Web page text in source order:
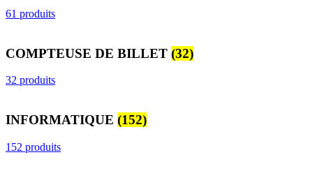
61 produits
COMPTEUSE DE BILLET (32)
32 produits
INFORMATIQUE (152)
152 produits